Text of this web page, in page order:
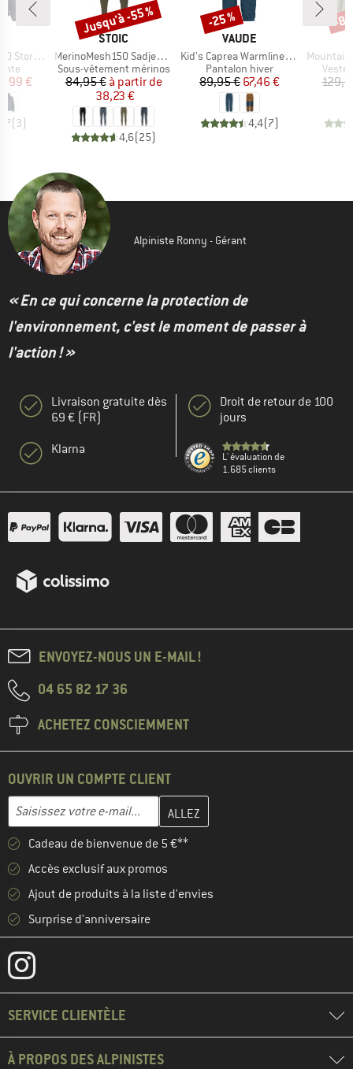
II Hoody
réduit
€
(3)
MARQUE
STOIC
Article
MerinoMesh150 SadjemSt. Long Pants
Product group
Sous-vêtement mérinos
Prix
84,95 € Prix réduit
à partir de
38,23 €
4,6(25)
Remise
Jusqu'à -55 %
MARQUE
VAUDE
Article
Kid's Caprea Warmlined Pants III
Product group
Pantalon hiver
Prix
89,95 €Prix réduit
67,46 €
4,4(7)
Remise
-25 %
Article
Veste
-
Alpiniste Ronny - Gérant
« En ce qui concerne la protection de
l'environnement, c'est le moment de passer à
l'action ! »
Livraison gratuite dès
69 € (FR)
Klarna
Droit de retour de 100
jours
L' évaluation de
1.685 clients
ENVOYEZ-NOUS UN E-MAIL !
04 65 82 17 36
ACHETEZ CONSCIEMMENT
OUVRIR UN COMPTE CLIENT
Adresse e-mail
Entrez votre adresse e-mail ici et créez votre compte client à la
Cadeau de bienvenue de 5 €**
Accès exclusif aux promos
Ajout de produits à la liste d'envies
Surprise d'anniversaire
SERVICE CLIENTÈLE
À PROPOS DES ALPINISTES